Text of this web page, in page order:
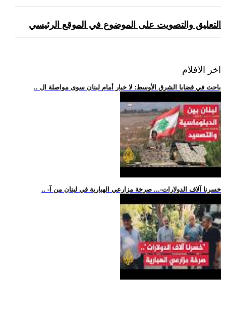
التعليق والتصويت على الموضوع في الموقع الرئيسي
اخر الافلام
.. باحث في قضايا الشرق الأوسط: لا خيار أمام لبنان سوى مواصلة ال
.. -خسرنا آلاف الدولارات-... صرخة مزارعي الهبارية في لبنان من آ